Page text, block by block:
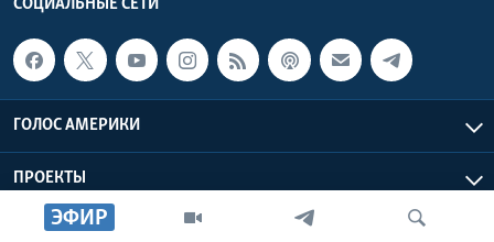
ЭФИР
СОЦИАЛЬНЫЕ СЕТИ
ГОЛОС АМЕРИКИ
ПРОЕКТЫ